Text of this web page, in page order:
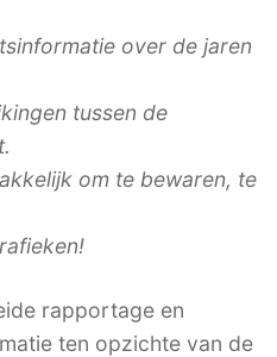
over de jaren
tussen de
om te bewaren, te
rapportage en
ten opzichte van de